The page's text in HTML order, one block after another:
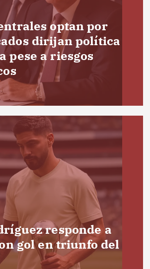
optan por
dirijan política
pese a riesgos
responde a
gol en triunfo del